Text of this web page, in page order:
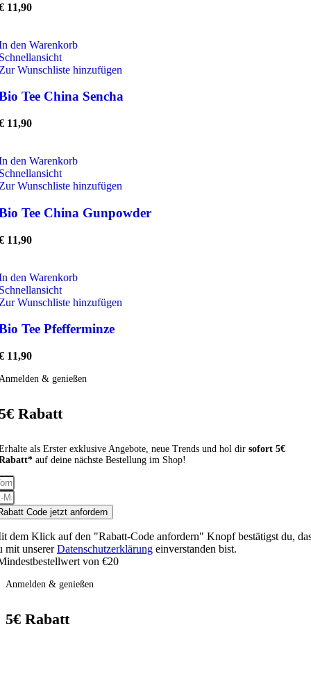
11,90
den Warenkorb
Wunschliste hinzufügen
Tee China Sencha
11,90
den Warenkorb
Wunschliste hinzufügen
Tee China Gunpowder
11,90
den Warenkorb
Wunschliste hinzufügen
Tee Pfefferminze
11,90
& genießen
Rabatt
als Erster exklusive Angebote, neue Trends und hol dir sofort 5€
auf deine nächste Bestellung im Shop!
Code jetzt anfordern
dem Klick auf den "Rabatt-Code anfordern" Knopf bestätigst du,
mit unsererDatenschutzerklärung einverstanden bist.
von €20
Anmelden & genießen
5€ Rabatt